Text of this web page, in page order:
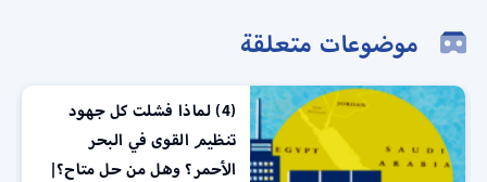
موضوعات متعلقة
(4) لماذا فشلت كل جهود
تنظيم القوى في البحر
الأحمر؟ وهل من حل متاح؟|